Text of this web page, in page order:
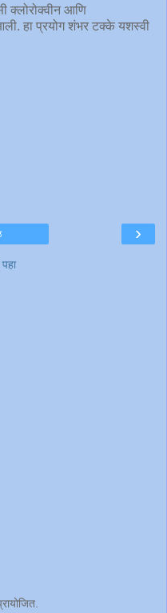
क्लोरोक्वीन आणि
हा प्रयोग शंभर टक्के यशस्वी
›